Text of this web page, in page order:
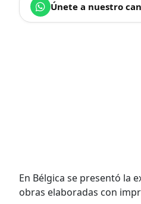
Únete a nuestro
En Bélgica se presentó la
obras elaboradas con